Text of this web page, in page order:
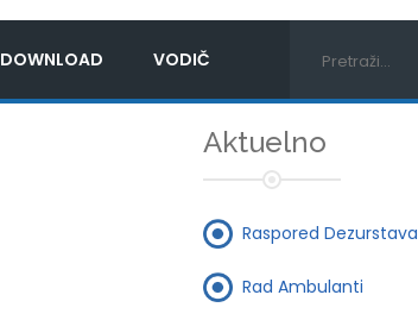
DOWNLOAD VODIČ
Aktuelno
Raspored Dezurstava
Rad Ambulanti